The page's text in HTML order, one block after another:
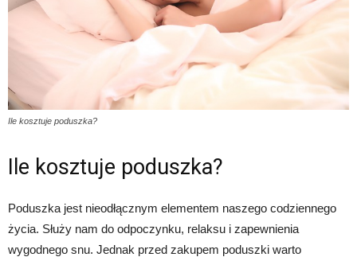
Ile kosztuje poduszka?
Ile kosztuje poduszka?
Poduszka jest nieodłącznym elementem naszego codziennego
życia. Służy nam do odpoczynku, relaksu i zapewnienia
wygodnego snu. Jednak przed zakupem poduszki warto